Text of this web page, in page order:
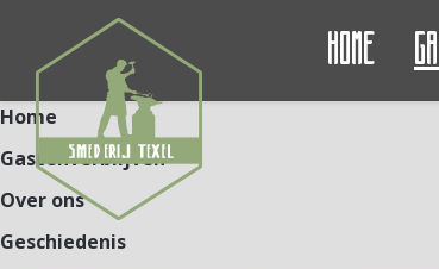
Home
Home
Gastenverblijven
Over ons
Geschiedenis